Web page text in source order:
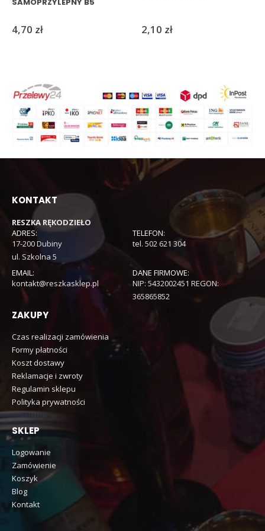
SAMOPRZYLEPNY B5
4,70 zł 2,10 zł
KONTAKT
RESZKA RĘKODZIEŁO
ADRES:
17-200 Dubiny
ul. Szkolna 5
TELEFON:
tel. 502 621 304
EMAIL:
kontakt@reszkasklep.pl
DANE FIRMOWE:
NIP: 5432002451 REGON:
365865852
ZAKUPY
Czas realizacji zamówienia
Formy płatności
Koszt dostawy
Reklamacje i zwroty
Regulamin sklepu
Polityka prywatności
SKLEP
Logowanie
Zamówienie
Koszyk
Blog
Kontakt